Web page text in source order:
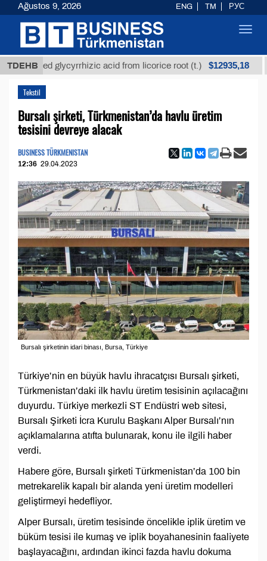
TDEHBglycyrrhizic acid from licorice root (t.) $12935,18
Tekstil
Bursalı şirketi, Türkmenistan’da havlu üretim
tesisini devreye alacak
BUSINESS TÜRKMENISTAN
12:36 29.04.2023
Bursalı şirketinin idari binası, Bursa, Türkiye
Türkiye’nin en büyük havlu ihracatçısı Bursalı şirketi,
Türkmenistan’daki ilk havlu üretim tesisinin açılacağını
duyurdu. Türkiye merkezli ST Endüstri web sitesi,
Bursalı Şirketi İcra Kurulu Başkanı Alper Bursalı’nın
açıklamalarına atıfta bulunarak, konu ile ilgili haber
verdi.
Habere göre, Bursalı şirketi Türkmenistan’da 100 bin
metrekarelik kapalı bir alanda yeni üretim modelleri
geliştirmeyi hedefliyor.
Alper Bursalı, üretim tesisinde öncelikle iplik üretim ve
büküm tesisi ile kumaş ve iplik boyahanesinin faaliyete
başlayacağını, ardından ikinci fazda havlu dokuma
Ağustos 9, 2026 ENG TM РУС